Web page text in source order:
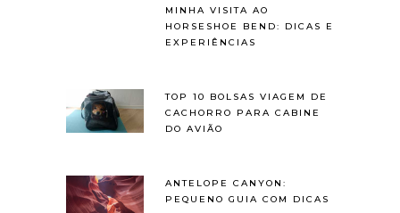
MINHA VISITA AO
HORSESHOE BEND: DICAS E
EXPERIÊNCIAS
TOP 10 BOLSAS VIAGEM DE
CACHORRO PARA CABINE
DO AVIÃO
ANTELOPE CANYON:
PEQUENO GUIA COM DICAS